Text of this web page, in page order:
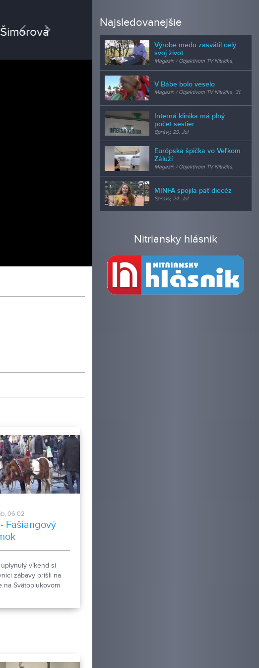
PreviousNext
06:02
Fašiangový
víkend si
zábavy prišli na
na Svätoplukovom
Najsledovanejšie
Výrobe medu zasvätil celý
svoj život
Magazín / Objektívom TV Nitrička,
V Bábe bolo veselo
Magazín / Objektívom TV Nitrička, 31.
Interná klinika má plný
počet sestier
Správy, 29. Jul
Európska špička vo Veľkom
Záluží
Magazín / Objektívom TV Nitrička,
MINFA spojila päť diecéz
Správy, 24. Jul
Nitriansky hlásnik